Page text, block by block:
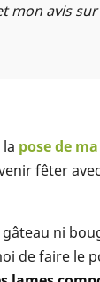
mon avis
pose de
fêter
gâteau ni
de faire le